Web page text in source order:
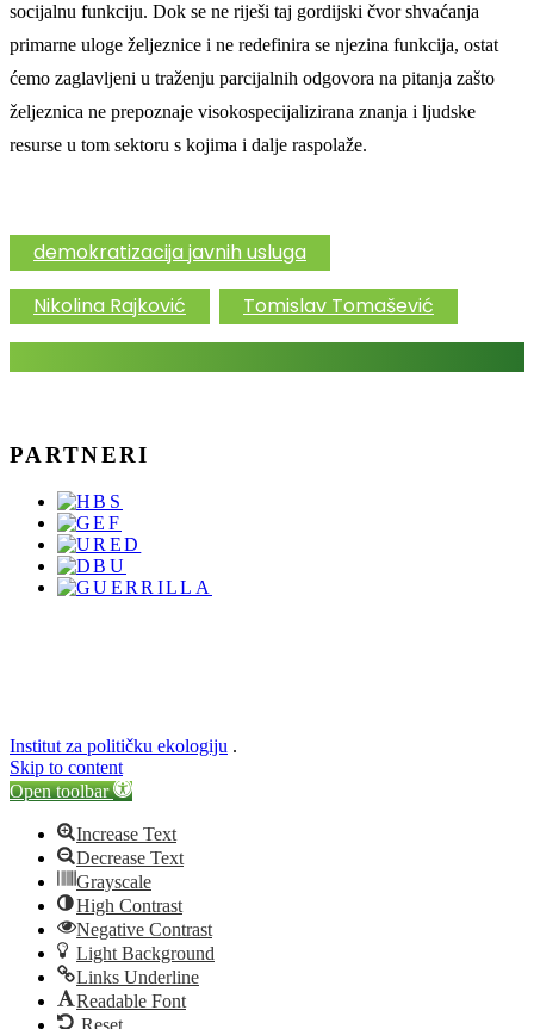
socijalnu funkciju. Dok se ne riješi taj gordijski čvor shvaćanja
primarne uloge željeznice i ne redefinira se njezina funkcija, ostat
ćemo zaglavljeni u traženju parcijalnih odgovora na pitanja zašto
željeznica ne prepoznaje visokospecijalizirana znanja i ljudske
resurse u tom sektoru s kojima i dalje raspolaže.
demokratizacija javnih usluga
Nikolina Rajković
Tomislav Tomašević
PARTNERI
Institut za političku ekologiju .
Skip to content
Open toolbar
Increase Text
Decrease Text
Grayscale
High Contrast
Negative Contrast
Light Background
Links Underline
Readable Font
Reset